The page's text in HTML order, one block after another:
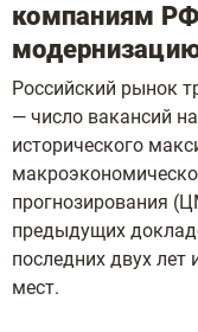
компаниям
Российский рынок
— число вакансий
исторического
прогнозирования
предыдущих
последних двух
мест.